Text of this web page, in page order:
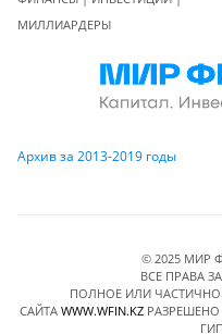
МИЛЛИАРДЕРЫ
Архив за 2013-2019 годы
© 2025 МИР
ВСЕ ПРАВА
ПОЛНОЕ ИЛИ
САЙТА WWW.WFIN.KZРАЗРЕШЕНО